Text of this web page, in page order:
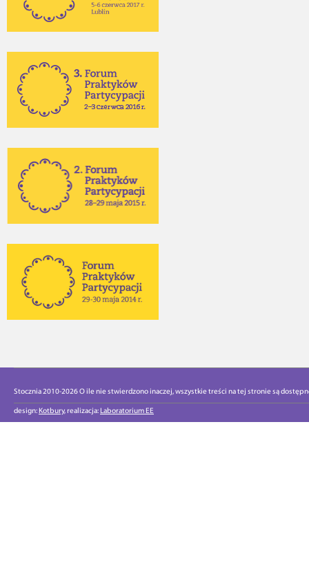
Stocznia 2010-2026 O ile nie stwierdzono inaczej, wszystkie treści na tej stronie są
design: Kotbury, realizacja: Laboratorium EE